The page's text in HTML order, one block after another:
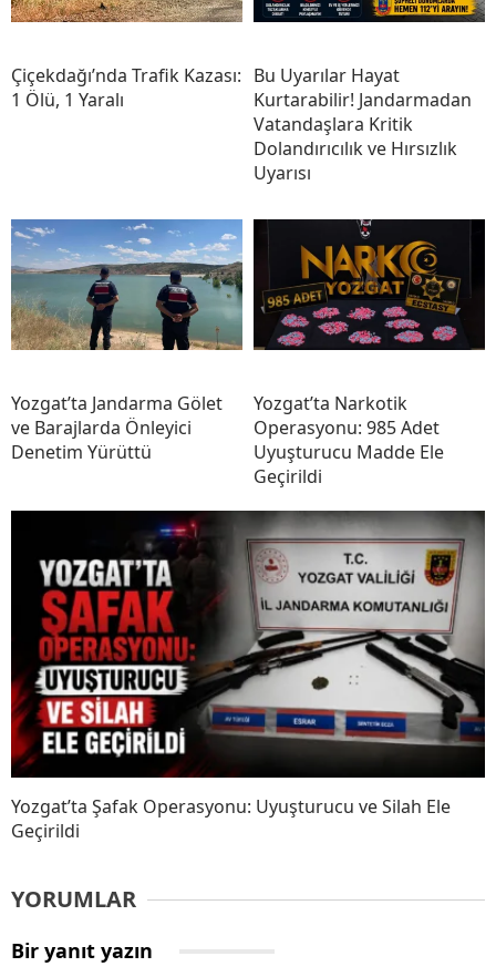
Çiçekdağı’nda Trafik Kazası:
1 Ölü, 1 Yaralı
Bu Uyarılar Hayat
Kurtarabilir! Jandarmadan
Vatandaşlara Kritik
Dolandırıcılık ve Hırsızlık
Uyarısı
Yozgat’ta Jandarma Gölet
ve Barajlarda Önleyici
Denetim Yürüttü
Yozgat’ta Narkotik
Operasyonu: 985 Adet
Uyuşturucu Madde Ele
Geçirildi
Yozgat’ta Şafak Operasyonu: Uyuşturucu ve Silah Ele
Geçirildi
YORUMLAR
Bir yanıt yazın